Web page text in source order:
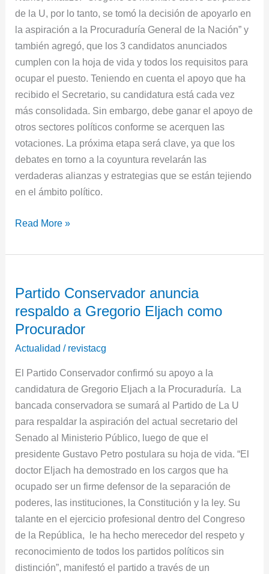
de la U, por lo tanto, se tomó la decisión de apoyarlo en
la aspiración a la Procuraduría General de la Nación” y
también agregó, que los 3 candidatos anunciados
cumplen con la hoja de vida y todos los requisitos para
ocupar el puesto. Teniendo en cuenta el apoyo que ha
recibido el Secretario, su candidatura está cada vez
más consolidada. Sin embargo, debe ganar el apoyo de
otros sectores políticos conforme se acerquen las
votaciones. La próxima etapa será clave, ya que los
debates en torno a la coyuntura revelarán las
verdaderas alianzas y estrategias que se están tejiendo
en el ámbito político.
Read More »
Partido Conservador anuncia
respaldo a Gregorio Eljach como
Procurador
Actualidad / revistacg
El Partido Conservador confirmó su apoyo a la
candidatura de Gregorio Eljach a la Procuraduría. La
bancada conservadora se sumará al Partido de La U
para respaldar la aspiración del actual secretario del
Senado al Ministerio Público, luego de que el
presidente Gustavo Petro postulara su hoja de vida. “El
doctor Eljach ha demostrado en los cargos que ha
ocupado ser un firme defensor de la separación de
poderes, las instituciones, la Constitución y la ley. Su
talante en el ejercicio profesional dentro del Congreso
de la República, le ha hecho merecedor del respeto y
reconocimiento de todos los partidos políticos sin
distinción”, manifestó el partido a través de un
Conservador
anuncia
respaldo
Eljach
como
Procurador